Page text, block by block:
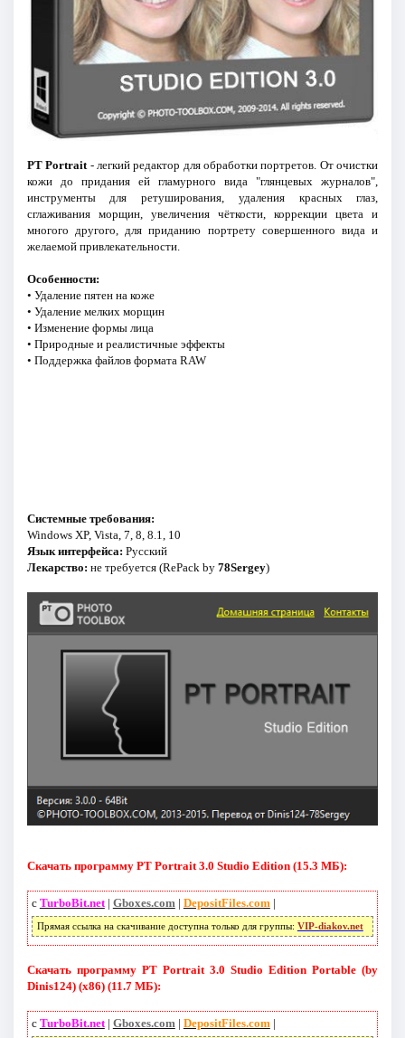
PT Portrait- легкий редактор для обработки портретов. От очистки
кожи до придания ей гламурного вида "глянцевых журналов",
инструменты для ретуширования, удаления красных глаз,
сглаживания морщин, увеличения чёткости, коррекции цвета и
многого другого, для приданию портрету совершенного вида и
желаемой привлекательности.
Особенности:
• Удаление пятен на коже
• Удаление мелких морщин
• Изменение формы лица
• Природные и реалистичные эффекты
• Поддержка файлов формата RAW
Системные требования:
Windows XP, Vista, 7, 8, 8.1, 10
Язык интерфейса: Русский
Лекарство: не требуется (RePack by 78Sergey)
Скачать программу PT Portrait 3.0 Studio Edition (15.3 МБ):
с TurboBit.net | Gboxes.com | DepositFiles.com |
Прямая ссылка на скачивание доступна только для группы: VIP-diakov.net
Скачать программу PT Portrait 3.0 Studio Edition Portable (by
Dinis124) (x86) (11.7 МБ):
с TurboBit.net | Gboxes.com | DepositFiles.com |